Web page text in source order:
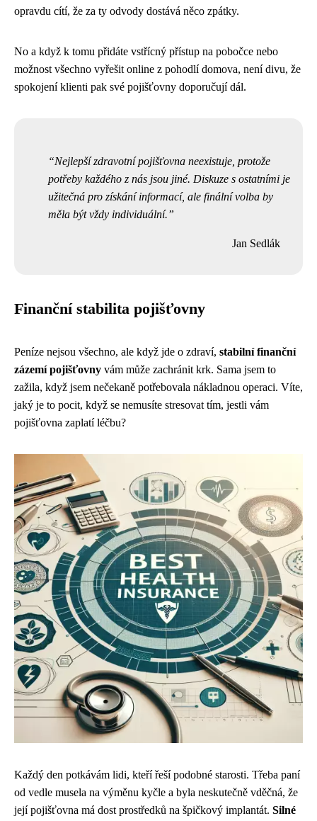
opravdu cítí, že za ty odvody dostává něco zpátky.
No a když k tomu přidáte vstřícný přístup na pobočce nebo
možnost všechno vyřešit online z pohodlí domova, není divu, že
spokojení klienti pak své pojišťovny doporučují dál.
Nejlepší zdravotní pojišťovna neexistuje, protože
potřeby každého z nás jsou jiné. Diskuze s ostatními je
užitečná pro získání informací, ale finální volba by
měla být vždy individuální.
Jan Sedlák
Finanční stabilita pojišťovny
Peníze nejsou všechno, ale když jde o zdraví, stabilní finanční
zázemí pojišťovny vám může zachránit krk. Sama jsem to
zažila, když jsem nečekaně potřebovala nákladnou operaci. Víte,
jaký je to pocit, když se nemusíte stresovat tím, jestli vám
pojišťovna zaplatí léčbu?
Každý den potkávám lidi, kteří řeší podobné starosti. Třeba paní
od vedle musela na výměnu kyčle a byla neskutečně vděčná, že
její pojišťovna má dost prostředků na špičkový implantát. Silné